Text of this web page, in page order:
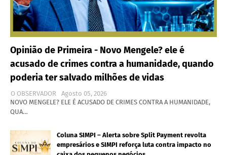
Opinião de Primeira - Novo Mengele? ele é
acusado de crimes contra a humanidade, quando
poderia ter salvado milhões de vidas
O OBSERVADOR
Agosto 05, 2026
NOVO MENGELE? ELE É ACUSADO DE CRIMES CONTRA A HUMANIDADE,
QUA…
Coluna SIMPI – Alerta sobre Split Payment revolta
empresários e SIMPI reforça luta contra impacto no